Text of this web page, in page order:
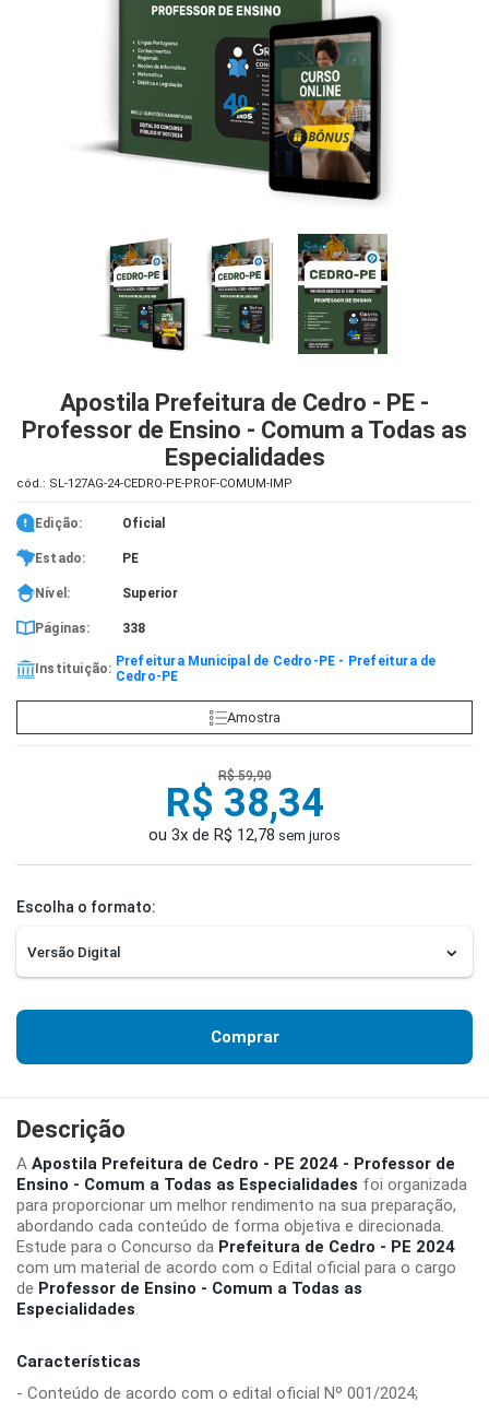
Apostila Prefeitura de Cedro - PE -
Professor de Ensino - Comum a Todas as
Especialidades
cód.: SL-127AG-24-CEDRO-PE-PROF-COMUM-IMP
Edição: Oficial
Estado: PE
Nível: Superior
Páginas: 338
Instituição: Prefeitura Municipal de Cedro-PE - Prefeitura de
Cedro-PE
Amostra
R$ 59,90
R$ 38,34
ou 3x de R$ 12,78 sem juros
Escolha o formato:
Comprar
Descrição
A Apostila Prefeitura de Cedro - PE 2024 - Professor de
Ensino - Comum a Todas as Especialidades foi organizada
para proporcionar um melhor rendimento na sua preparação,
abordando cada conteúdo de forma objetiva e direcionada.
Estude para o Concurso da Prefeitura de Cedro - PE 2024
com um material de acordo com o Edital oficial para o cargo
de Professor de Ensino - Comum a Todas as
Especialidades.
Características
- Conteúdo de acordo com o edital oficial Nº 001/2024;